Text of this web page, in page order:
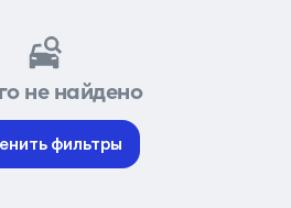
не найдено
фильтры